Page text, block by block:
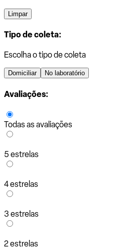
Limpar
Tipo de coleta:
Escolha o tipo de coleta
Domiciliar No laboratório
Avaliações:
Todas as avaliações
5 estrelas
4 estrelas
3 estrelas
2 estrelas